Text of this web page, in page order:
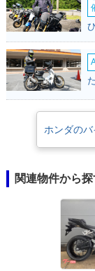
測ユニットを搭載し
受けた。また、メー
ホンダの
関連物件から